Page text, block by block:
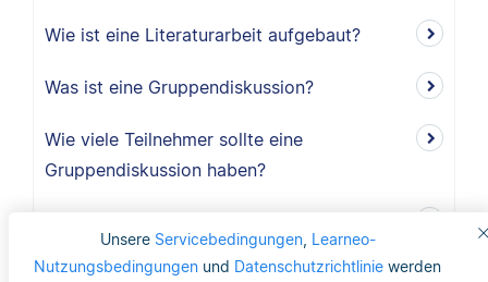
Unsere Servicebedingungen, Learneo-
Nutzungsbedingungen und Datenschutzrichtlinie werden
Wie ist eine Literaturarbeit aufgebaut?
Was ist eine Gruppendiskussion?
Wie viele Teilnehmer sollte eine
Gruppendiskussion haben?